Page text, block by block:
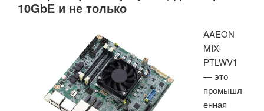
10GbE и не только
AAEON
MIX-
PTLWV1
— это
промышл
енная